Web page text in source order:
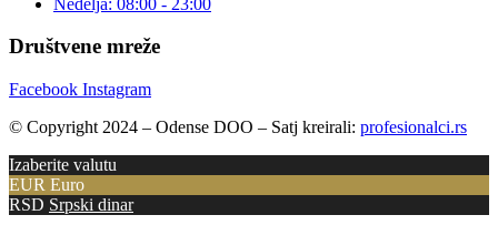
Društvene mreže
Facebook Instagram
© Copyright 2024 – Odense DOO – Satj kreirali: profesionalci.rs
Izaberite valutu
EUR Euro
RSD Srpski dinar